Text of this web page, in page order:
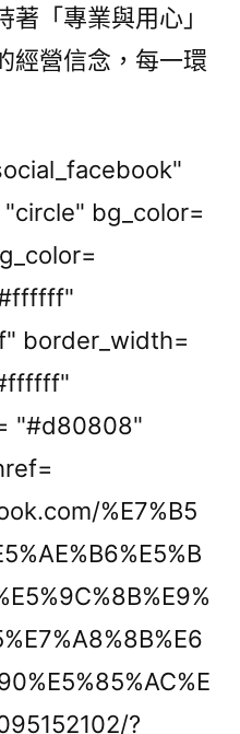
「專業與用心」
經營信念，每一環
bg_color=
border_width=
"#d80808"
%E7%B5
?